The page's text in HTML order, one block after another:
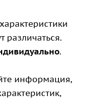
различаться.
.
информация,